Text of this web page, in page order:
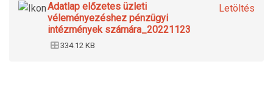
Letöltés
Adatlap előzetes üzleti
véleményezéshez pénzügyi
intézmények számára_20221123
334.12 KB